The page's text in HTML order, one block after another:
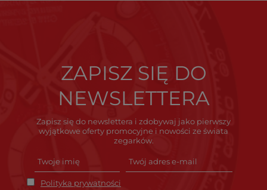
ZAPISZ SIĘ DO
NEWSLETTERA
Zapisz się do newslettera i zdobywaj jako pierwszy
wyjątkowe oferty promocyjne i nowości ze świata
zegarków.
Polityka prywatności